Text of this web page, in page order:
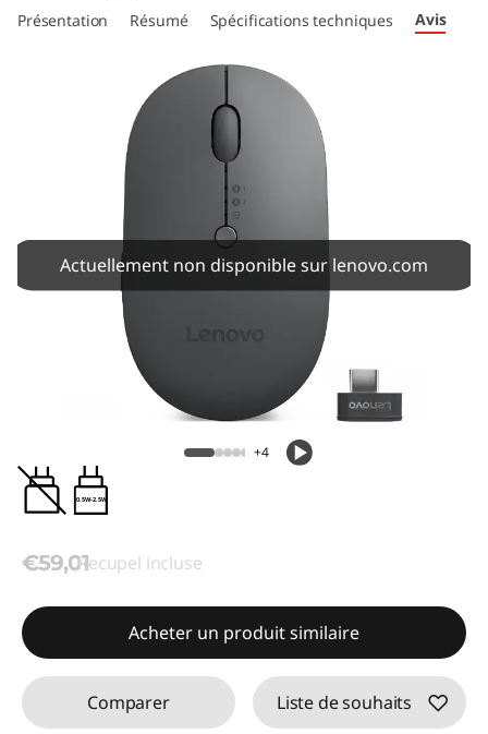
Présentation Résumé Spécifications techniques Avis
Actuellement non disponible sur lenovo.com
+4
0.5W-2.5W
€59,01Recupel incluse
Acheter un produit similaire
Comparer Liste de souhaits